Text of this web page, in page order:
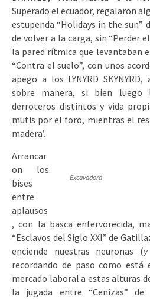
Superado el ecuador, regalaron
estupenda “Holidays in the sun”
de volver a la carga, sin “Perder
la pared rítmica que levantaban
“Contra el suelo”, con unos
apego a los LYNYRD
sobre manera, si bien
derroteros distintos y vida
mutis por el foro, mientras el
madera’.
Excavadora
Arrancar
on los
bises
entre
aplausos
, con la basca enfervorecida,
“Esclavos del Siglo XXI” de
enciende nuestras neuronas (
recordando de paso como
mercado laboral a estas alturas
la jugada entre “Cenizas”